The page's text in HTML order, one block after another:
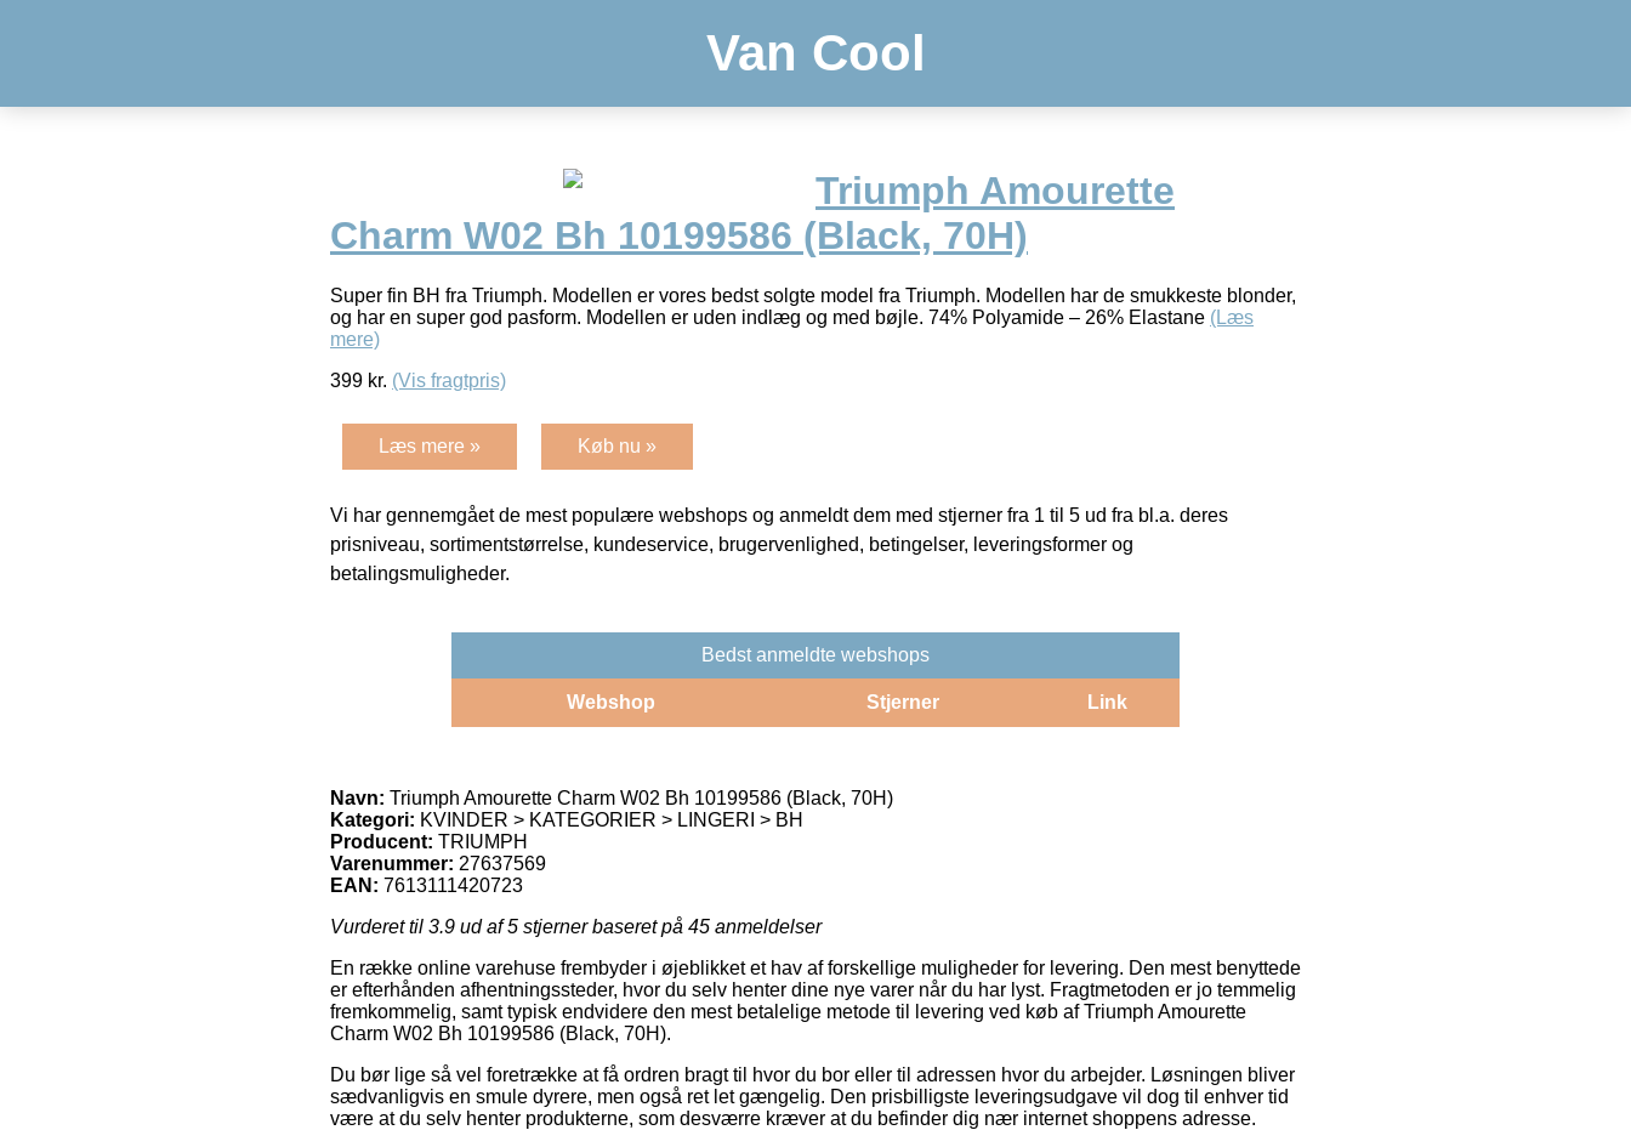
Van Cool
Triumph Amourette
Charm W02 Bh 10199586 (Black, 70H)
Super fin BH fra Triumph. Modellen er vores bedst solgte model fra Triumph. Modellen har de smukkeste blonder,
og har en super god pasform. Modellen er uden indlæg og med bøjle. 74% Polyamide – 26% Elastane (Læs
mere)
399 kr. (Vis fragtpris)
Læs mere » Køb nu »
Vi har gennemgået de mest populære webshops og anmeldt dem med stjerner fra 1 til 5 ud fra bl.a. deres
prisniveau, sortimentstørrelse, kundeservice, brugervenlighed, betingelser, leveringsformer og
betalingsmuligheder.
Bedst anmeldte webshops
Webshop Stjerner Link
Navn: Triumph Amourette Charm W02 Bh 10199586 (Black, 70H)
Kategori: KVINDER > KATEGORIER > LINGERI > BH
Producent: TRIUMPH
Varenummer: 27637569
EAN: 7613111420723
Vurderet til 3.9 ud af 5 stjerner baseret på 45 anmeldelser
En række online varehuse frembyder i øjeblikket et hav af forskellige muligheder for levering. Den mest benyttede
er efterhånden afhentningssteder, hvor du selv henter dine nye varer når du har lyst. Fragtmetoden er jo temmelig
fremkommelig, samt typisk endvidere den mest betalelige metode til levering ved køb af Triumph Amourette
Charm W02 Bh 10199586 (Black, 70H).
Du bør lige så vel foretrække at få ordren bragt til hvor du bor eller til adressen hvor du arbejder. Løsningen bliver
sædvanligvis en smule dyrere, men også ret let gængelig. Den prisbilligste leveringsudgave vil dog til enhver tid
være at du selv henter produkterne, som desværre kræver at du befinder dig nær internet shoppens adresse.